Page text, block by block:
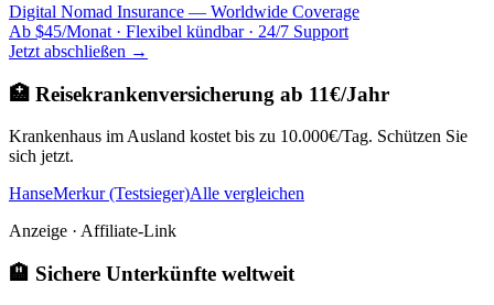
Digital Nomad Insurance — Worldwide Coverage
Ab $45/Monat · Flexibel kündbar · 24/7 Support
Jetzt abschließen →
🏥 Reisekrankenversicherung ab 11€/Jahr
Krankenhaus im Ausland kostet bis zu 10.000€/Tag. Schützen Sie
sich jetzt.
HanseMerkur (Testsieger)Alle vergleichen
Anzeige · Affiliate-Link
🏨 Sichere Unterkünfte weltweit